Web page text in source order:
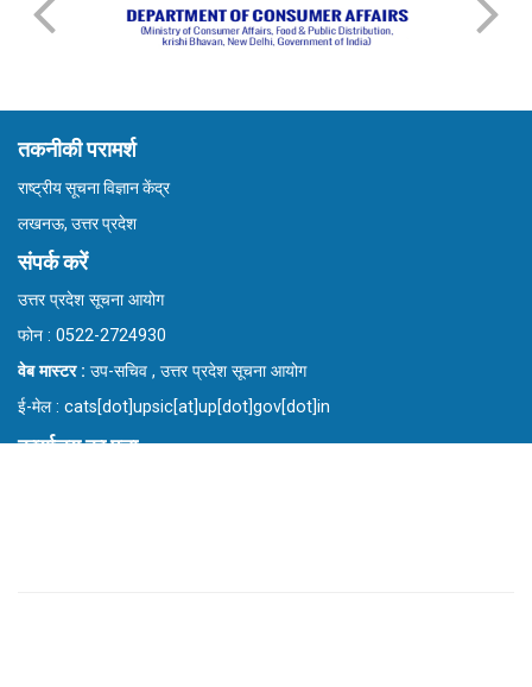
तकनीकी परामर्श
राष्ट्रीय सूचना विज्ञान केंद्र
लखनऊ, उत्तर प्रदेश
संपर्क करें
उत्तर प्रदेश सूचना आयोग
फोन : 0522-2724930
वेब मास्टर : उप-सचिव , उत्तर प्रदेश सूचना आयोग
ई-मेल : cats[dot]upsic[at]up[dot]gov[dot]in
कार्यालय का पता